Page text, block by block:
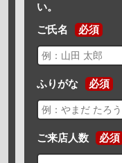
い。
ご氏名 必須
ふりがな 必須
ご来店人数 必須